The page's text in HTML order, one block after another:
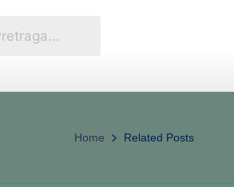
Home Related Posts